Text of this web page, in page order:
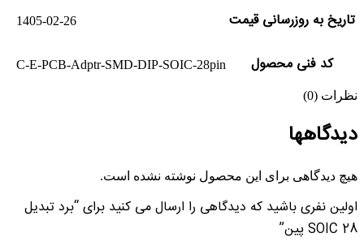
تاریخ به روزرسانی قیمت 1405-02-26
کد فنی محصول C-E-PCB-Adptr-SMD-DIP-SOIC-28pin
نظرات (0)
دیدگاهها
هیچ دیدگاهی برای این محصول نوشته نشده است.
اولین نفری باشید که دیدگاهی را ارسال می کنید برای “برد تبدیل
SOIC 28 پین”